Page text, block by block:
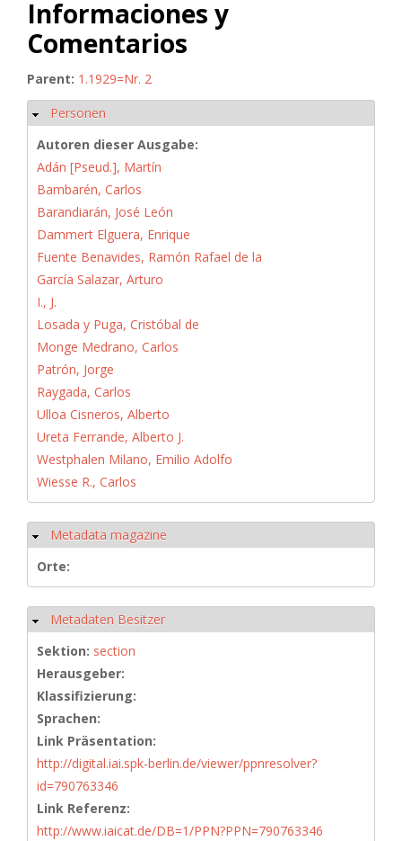
Informaciones y
Comentarios
Parent: 1.1929=Nr. 2
Ausblenden
Personen
Autoren dieser Ausgabe:
Adán [Pseud.], Martín
Bambarén, Carlos
Barandiarán, José León
Dammert Elguera, Enrique
Fuente Benavides, Ramón Rafael de la
García Salazar, Arturo
I., J.
Losada y Puga, Cristóbal de
Monge Medrano, Carlos
Patrón, Jorge
Raygada, Carlos
Ulloa Cisneros, Alberto
Ureta Ferrande, Alberto J.
Westphalen Milano, Emilio Adolfo
Wiesse R., Carlos
Ausblenden
Metadata magazine
Orte:
Ausblenden
Metadaten Besitzer
Sektion: section
Herausgeber:
Klassifizierung:
Sprachen:
Link Präsentation:
http://digital.iai.spk-berlin.de/viewer/ppnresolver?
id=790763346
Link Referenz:
http://www.iaicat.de/DB=1/PPN?PPN=790763346